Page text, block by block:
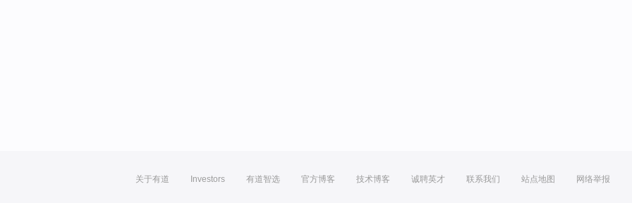
关于有道 Investors 有道智选 官方博客 技术博客 诚聘英才 联系我们 站点地图 网络举报